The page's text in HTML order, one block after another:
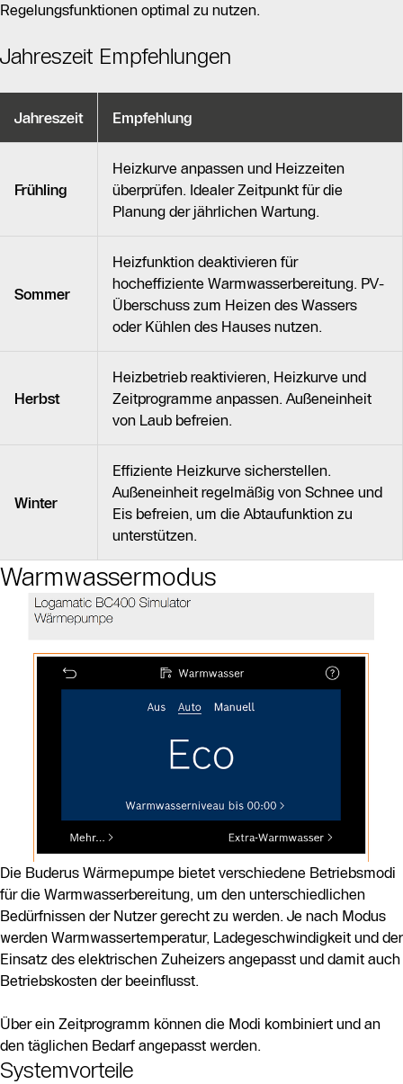
Regelungsfunktionen optimal zu nutzen.
Jahreszeit Empfehlungen
Jahreszeit Empfehlung
Frühling
Heizkurve anpassen und Heizzeiten
überprüfen. Idealer Zeitpunkt für die
Planung der jährlichen Wartung.
Sommer
Heizfunktion deaktivieren für
hocheffiziente Warmwasserbereitung. PV-
Überschuss zum Heizen des Wassers
oder Kühlen des Hauses nutzen.
Herbst
Heizbetrieb reaktivieren, Heizkurve und
Zeitprogramme anpassen. Außeneinheit
von Laub befreien.
Winter
Effiziente Heizkurve sicherstellen.
Außeneinheit regelmäßig von Schnee und
Eis befreien, um die Abtaufunktion zu
unterstützen.
Warmwassermodus
Die Buderus Wärmepumpe bietet verschiedene Betriebsmodi
für die Warmwasserbereitung, um den unterschiedlichen
Bedürfnissen der Nutzer gerecht zu werden. Je nach Modus
werden Warmwassertemperatur, Ladegeschwindigkeit und der
Einsatz des elektrischen Zuheizers angepasst und damit auch
Betriebskosten der beeinflusst.
Über ein Zeitprogramm können die Modi kombiniert und an
den täglichen Bedarf angepasst werden.
Systemvorteile